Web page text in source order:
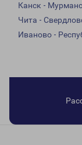
Канск -
Чита -
Иваново -